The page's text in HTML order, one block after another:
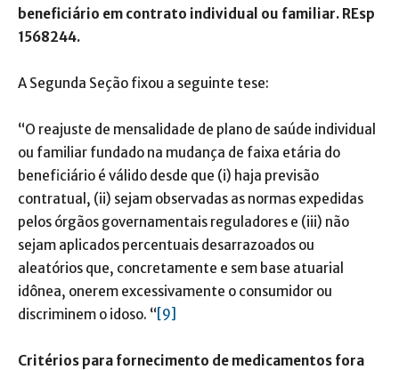
beneficiário em contrato individual ou familiar. REsp
1568244.
A Segunda Seção fixou a seguinte tese:
“O reajuste de mensalidade de plano de saúde individual
ou familiar fundado na mudança de faixa etária do
beneficiário é válido desde que (i) haja previsão
contratual, (ii) sejam observadas as normas expedidas
pelos órgãos governamentais reguladores e (iii) não
sejam aplicados percentuais desarrazoados ou
aleatórios que, concretamente e sem base atuarial
idônea, onerem excessivamente o consumidor ou
discriminem o idoso. “ [9]
Critérios para fornecimento de medicamentos fora